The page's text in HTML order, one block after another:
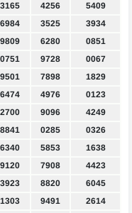
3165 4256
5409
6984 3525
3934
9809 6280
0851
0751 9728
0067
9501 7898
1829
6474 4976
0123
2700 9096
4249
8841 0285
0326
6340 5853
1638
9120 7908
4423
3923 8820
6045
1303 9491
2614